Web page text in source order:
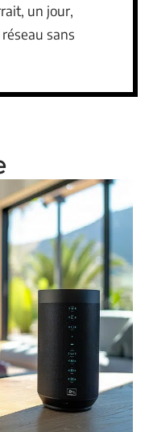
un jour,
sans